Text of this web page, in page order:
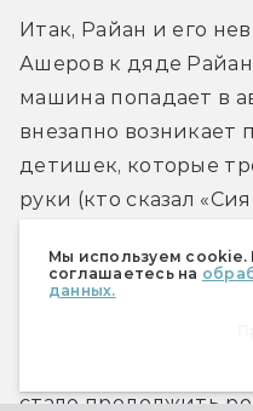
Мы используем cookie.
соглашаетесь на
данных.
Итак, Райан и его
Ашеров к дяде
машина попадает в
внезапно возникает
детишек, которые
руки (кто сказал
выясняет, что
ничтожной из её
стало продолжить